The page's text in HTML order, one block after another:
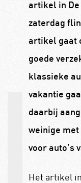
artikel in De
zaterdag
artikel gaat
goede
klassieke
vakantie
daarbij
weinige
voor auto’s
Het artikel